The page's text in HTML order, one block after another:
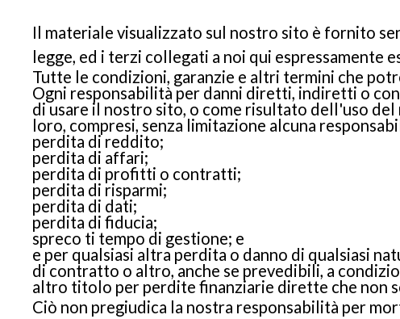
Il materiale visualizzato sul nostro sito è fornito
legge, ed i terzi collegati a noi qui espressamente
Tutte le condizioni, garanzie e altri termini che
Ogni responsabilità per danni diretti, indiretti o
di usare il nostro sito, o come risultato dell'uso
loro, compresi, senza limitazione alcuna
perdita di reddito;
perdita di affari;
perdita di profitti o contratti;
perdita di risparmi;
perdita di dati;
perdita di fiducia;
spreco ti tempo di gestione; e
e per qualsiasi altra perdita o danno di qualsiasi
di contratto o altro, anche se prevedibili, a
altro titolo per perdite finanziarie dirette che non
Ciò non pregiudica la nostra responsabilità per